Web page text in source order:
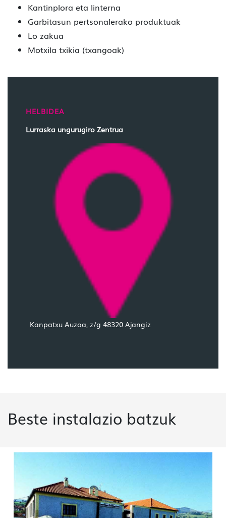
Kantinplora eta linterna
Garbitasun pertsonalerako produktuak
Lo zakua
Motxila txikia (txangoak)
HELBIDEA
Lurraska ungurugiro Zentrua
Kanpatxu Auzoa, z/g 48320 Ajangiz
Beste instalazio batzuk